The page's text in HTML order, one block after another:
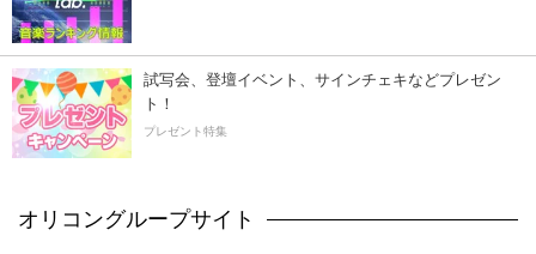
試写会、登壇イベント、サインチェキなどプレゼン
ト！
プレゼント特集
オリコングループサイト